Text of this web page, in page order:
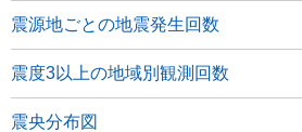
震源地ごとの地震発生回数
震度3以上の地域別観測回数
震央分布図